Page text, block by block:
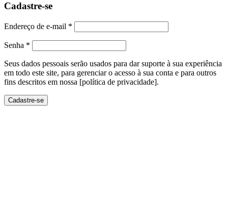
Cadastre-se
Endereço de e-mail *
Senha *
Seus dados pessoais serão usados ​​para dar suporte à sua experiência
em todo este site, para gerenciar o acesso à sua conta e para outros
fins descritos em nossa [política de privacidade].
Cadastre-se